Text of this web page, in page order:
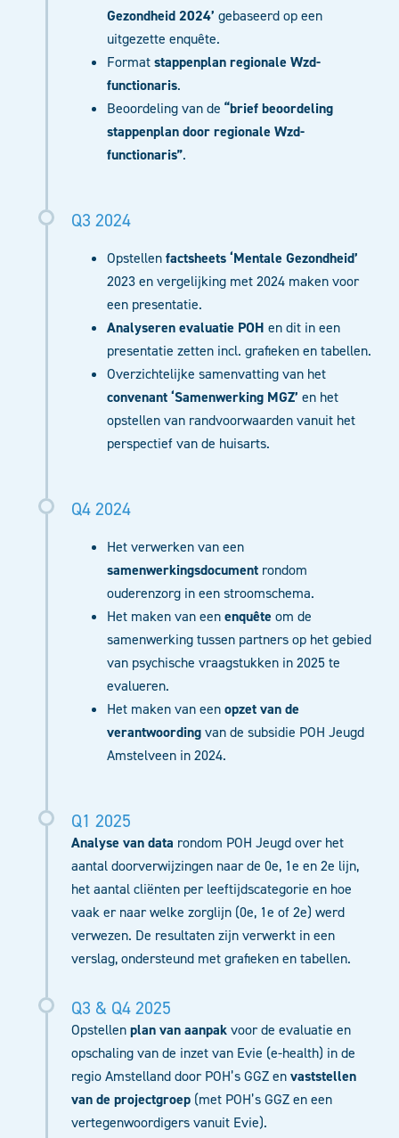
Gezondheid 2024’ gebaseerd op een
uitgezette enquête.
Formatstappenplan regionale Wzd-
functionaris.
Beoordeling van de “brief beoordeling
stappenplan door regionale Wzd-
functionaris”.
Q3 2024
Opstellenfactsheets ‘Mentale Gezondheid’
2023 en vergelijking met 2024 maken voor
een presentatie.
Analyseren evaluatie POH en dit in een
presentatie zetten incl. grafieken en tabellen.
Overzichtelijke samenvatting van het
convenant ‘Samenwerking MGZ’ en het
opstellen van randvoorwaarden vanuit het
perspectief van de huisarts.
Q4 2024
Het verwerken van een
samenwerkingsdocument rondom
ouderenzorg in een stroomschema.
Het maken van eenenquête om de
samenwerking tussen partners op het gebied
van psychische vraagstukken in 2025 te
evalueren.
Het maken van eenopzet van de
verantwoordingvan de subsidie POH Jeugd
Amstelveen in 2024.
Q1 2025
Analyse van data rondom POH Jeugdover het
aantal doorverwijzingen naar de 0e, 1e en 2e lijn,
het aantal cliënten per leeftijdscategorie en hoe
vaak er naar welke zorglijn (0e, 1e of 2e) werd
verwezen. De resultaten zijn verwerkt in een
verslag, ondersteund met grafieken en tabellen.
Q3 & Q4 2025
Opstellenplan van aanpakvoor de evaluatie en
opschaling van de inzet van Evie (e-health) in de
regio Amstelland door POH’s GGZ envaststellen
van de projectgroep (met POH’s GGZ en een
vertegenwoordigers vanuit Evie).